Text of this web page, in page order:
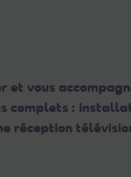
et vous
complets :
réception